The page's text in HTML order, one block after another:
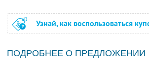
Узнай, как воспользоваться
ПОДРОБНЕЕ О ПРЕДЛОЖЕНИИ